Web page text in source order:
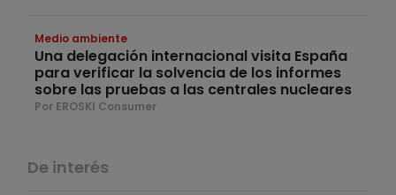
Medio ambiente
Una delegación internacional visita España
para verificar la solvencia de los informes
sobre las pruebas a las centrales nucleares
Por EROSKI Consumer
De interés